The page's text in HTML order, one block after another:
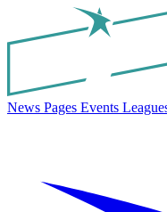
News Pages Events